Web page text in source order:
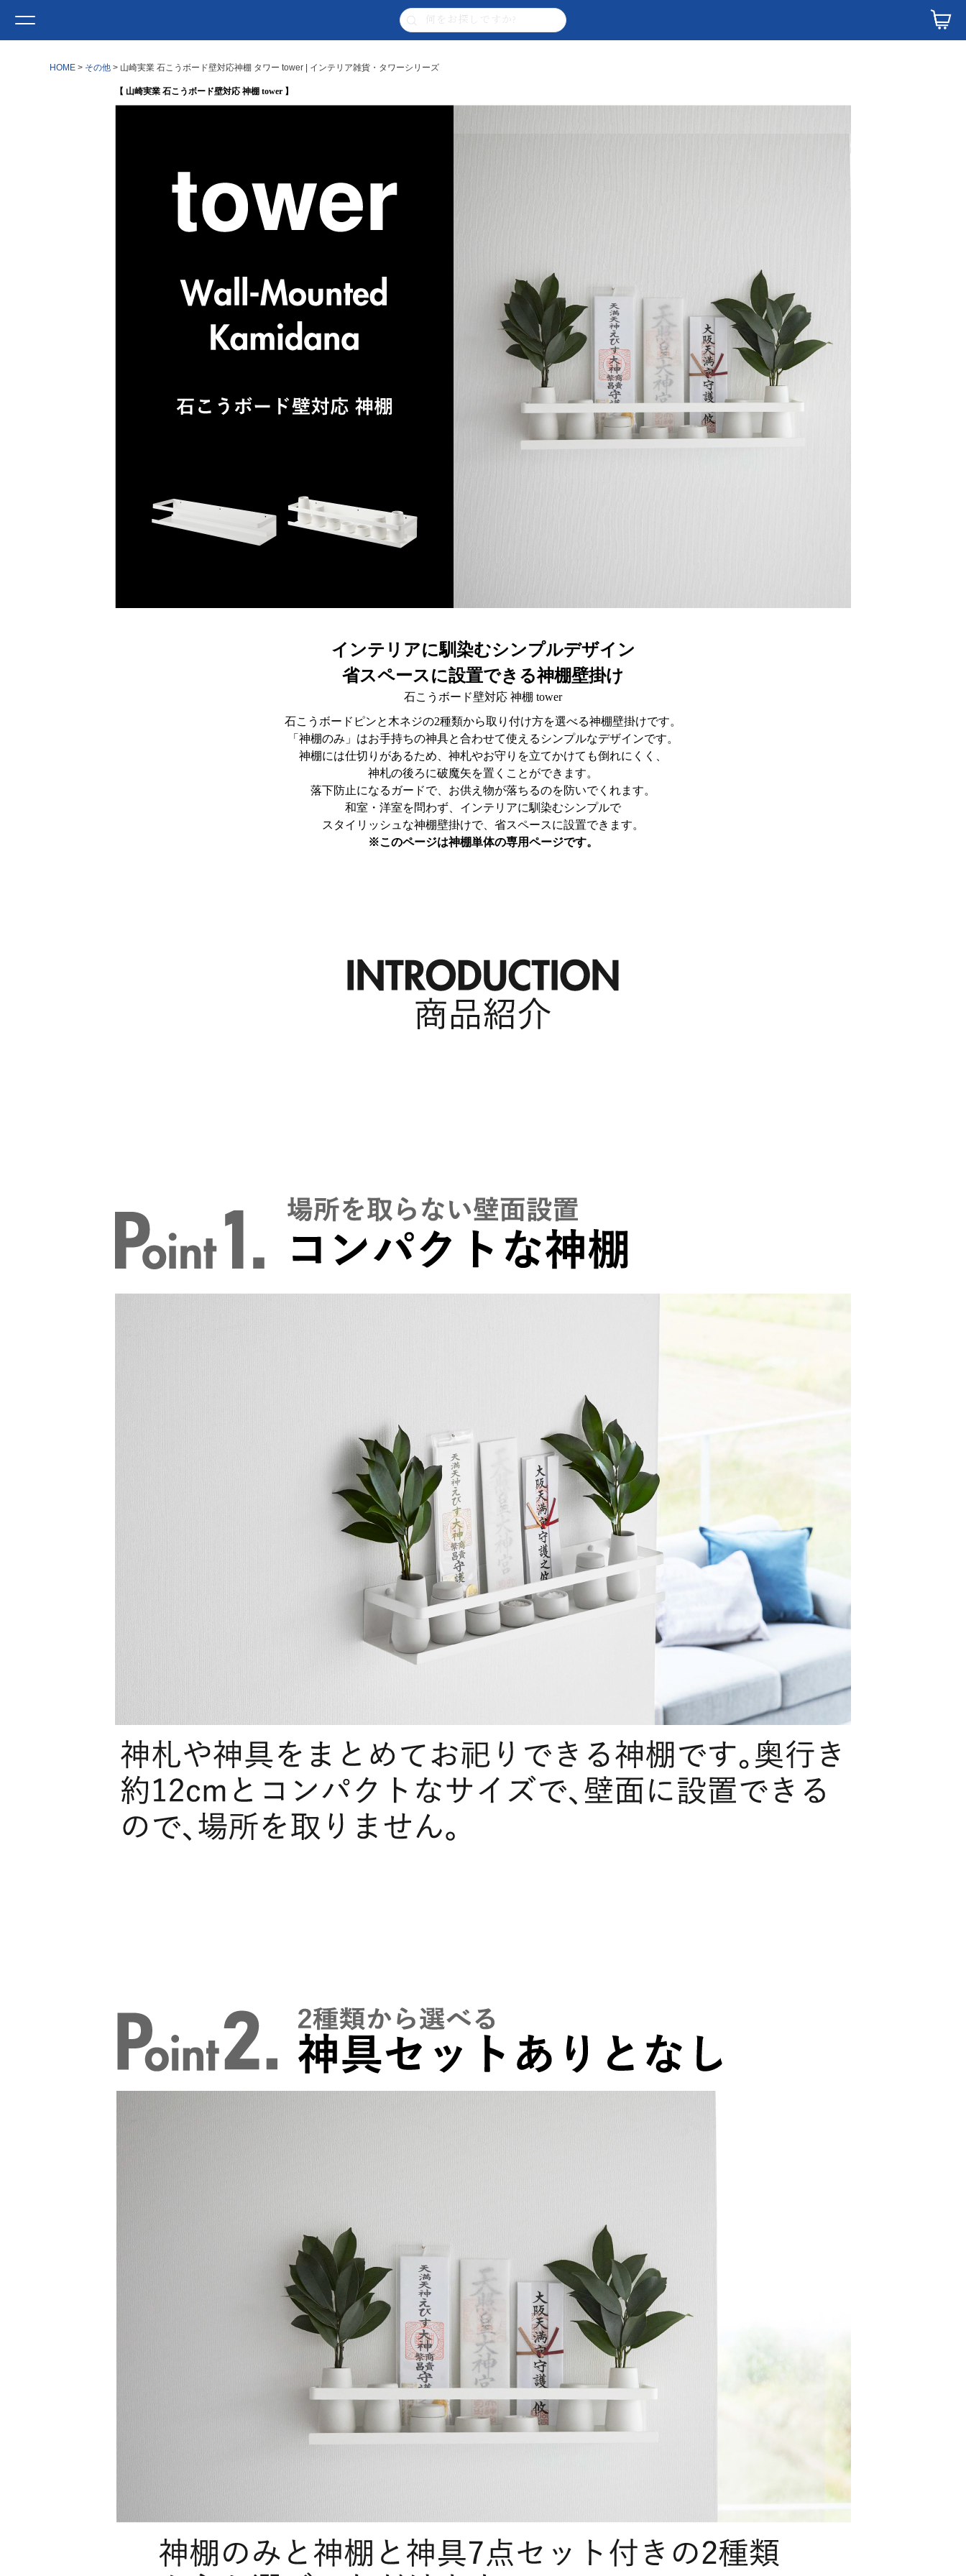
HOME その他 山崎実業 石こうボード壁対応神棚 タワー tower | インテリア雑貨・タワーシリーズ
【 山崎実業 石こうボード壁対応 神棚 tower 】
インテリアに馴染むシンプルデザイン
省スペースに設置できる神棚壁掛け
石こうボード壁対応 神棚 tower
石こうボードピンと木ネジの2種類から取り付け方を選べる神棚壁掛けです。
「神棚のみ」はお手持ちの神具と合わせて使えるシンプルなデザインです。
神棚には仕切りがあるため、神札やお守りを立てかけても倒れにくく、
神札の後ろに破魔矢を置くことができます。
落下防止になるガードで、お供え物が落ちるのを防いでくれます。
和室・洋室を問わず、インテリアに馴染むシンプルで
スタイリッシュな神棚壁掛けで、省スペースに設置できます。
※このページは神棚単体の専用ページです。